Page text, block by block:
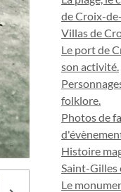
de Croix-
Villas de
Le port de
son activité.
folklore.
Photos de
Histoire
Saint-Gilles
Le